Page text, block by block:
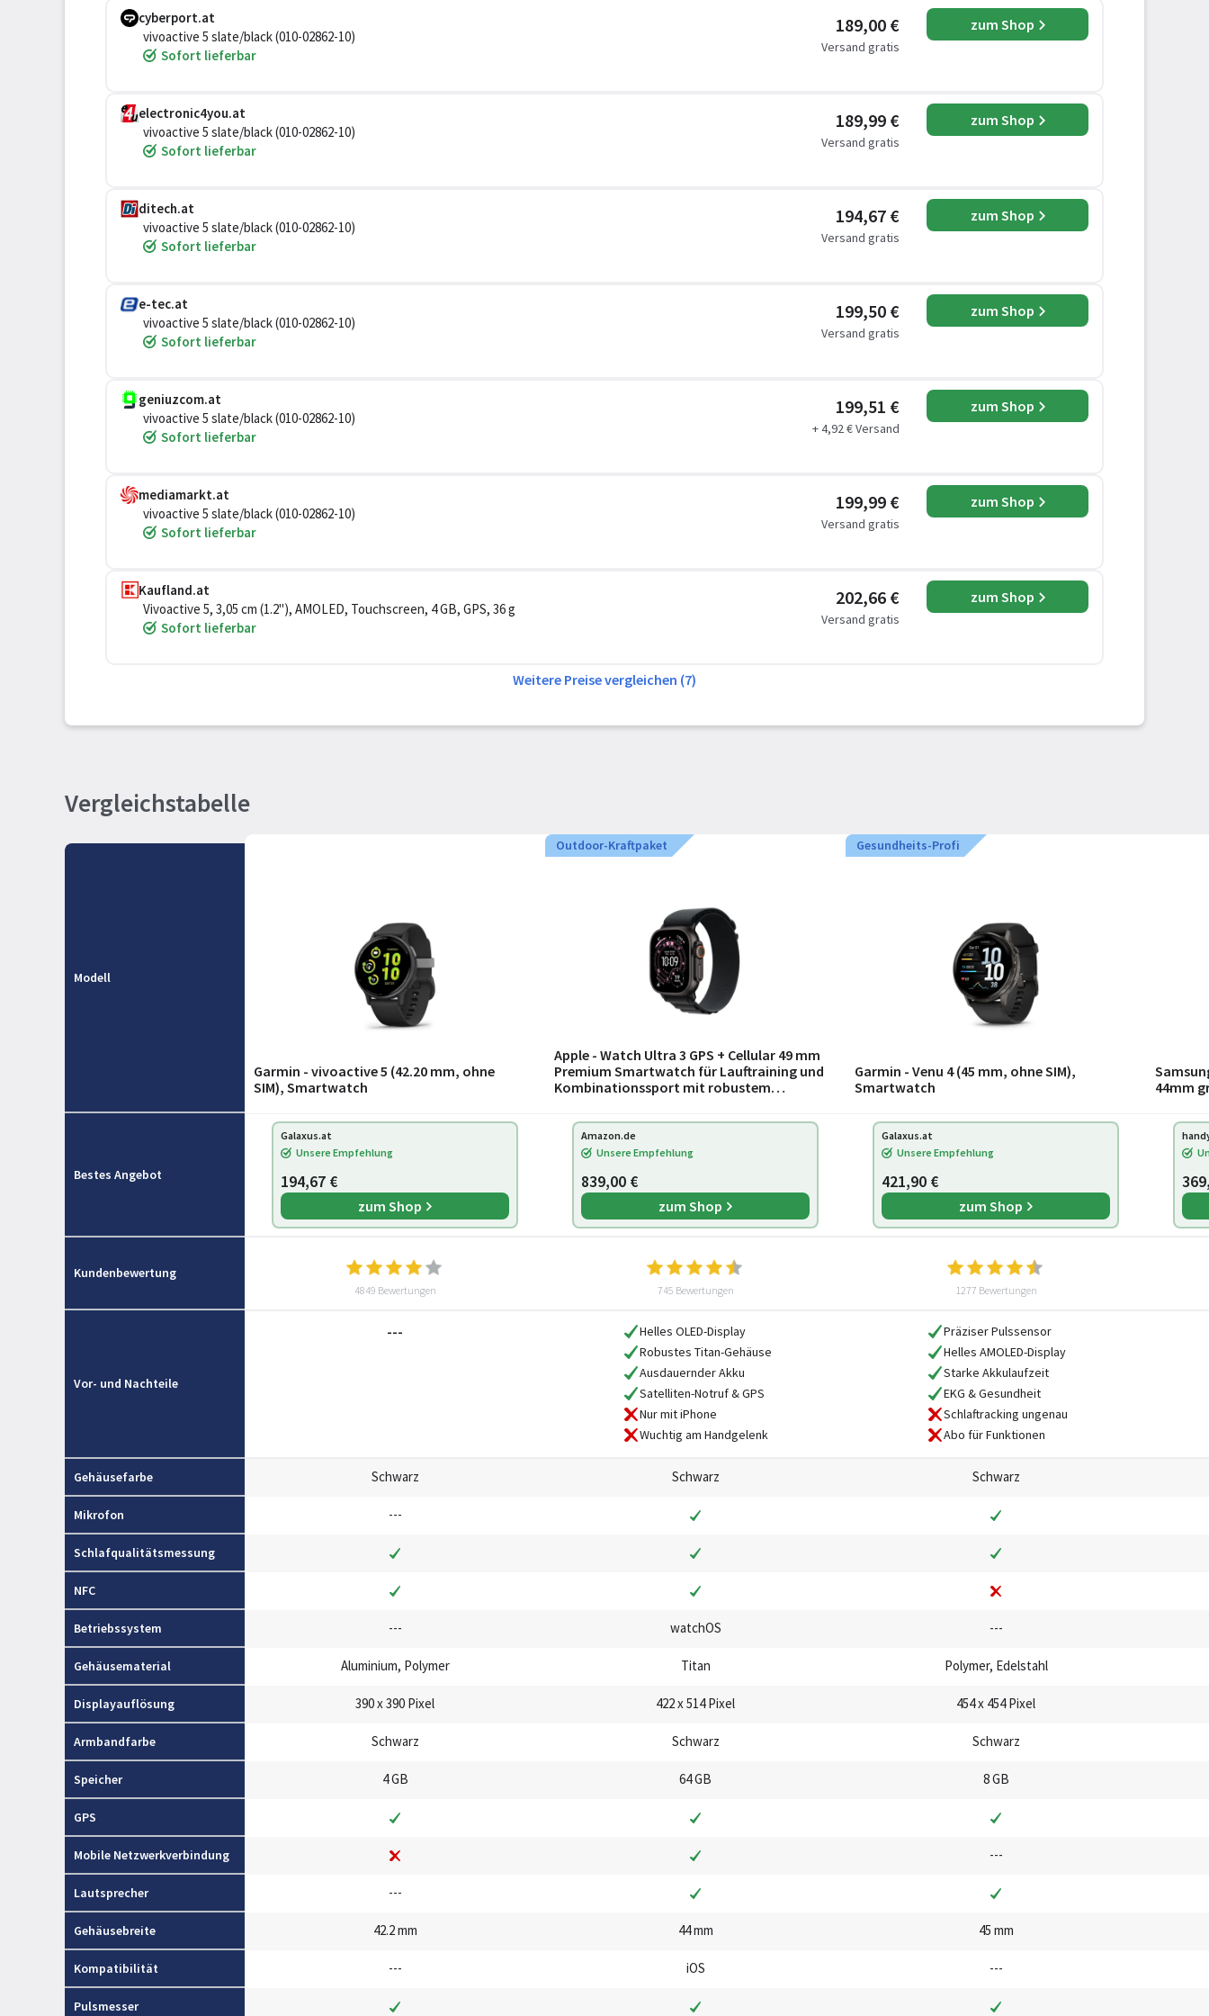
cyberport.at
vivoactive 5 slate/black (010-02862-10)
Sofort lieferbar
189,00 €
Versand gratis
zum Shop
electronic4you.at
vivoactive 5 slate/black (010-02862-10)
Sofort lieferbar
189,99 €
Versand gratis
zum Shop
ditech.at
vivoactive 5 slate/black (010-02862-10)
Sofort lieferbar
194,67 €
Versand gratis
zum Shop
e-tec.at
vivoactive 5 slate/black (010-02862-10)
Sofort lieferbar
199,50 €
Versand gratis
zum Shop
geniuzcom.at
vivoactive 5 slate/black (010-02862-10)
Sofort lieferbar
199,51 €
+ 4,92 € Versand
zum Shop
mediamarkt.at
vivoactive 5 slate/black (010-02862-10)
Sofort lieferbar
199,99 €
Versand gratis
zum Shop
Kaufland.at
Vivoactive 5, 3,05 cm (1.2"), AMOLED, Touchscreen, 4 GB, GPS, 36 g
Sofort lieferbar
202,66 €
Versand gratis
zum Shop
Weitere Preise vergleichen (7)
Vergleichstabelle
Modell
Garmin - vivoactive 5 (42.20 mm, ohne
SIM), Smartwatch
Outdoor-Kraftpaket
Apple - Watch Ultra 3 GPS + Cellular 49 mm
Premium Smartwatch für Lauftraining und
Kombinationssport mit robustem
in S
Gesundheits-Profi
Garmin - Venu 4 (45 mm, ohne SIM),
Smartwatch
44mm
Bestes Angebot
Galaxus.at
Unsere Empfehlung
194,67 €
zum Shop
Amazon.de
Unsere Empfehlung
839,00 €
zum Shop
Galaxus.at
Unsere Empfehlung
421,90 €
zum Shop
Kundenbewertung
4849 Bewertungen 745 Bewertungen 1277 Bewertungen
Vor- und Nachteile
---
Helles OLED-Display
Robustes Titan-Gehäuse
Ausdauernder Akku
Satelliten-Notruf & GPS
Nur mit iPhone
Wuchtig am Handgelenk
Präziser Pulssensor
Helles AMOLED-Display
Starke Akkulaufzeit
EKG & Gesundheit
Schlaftracking ungenau
Abo für Funktionen
Gehäusefarbe Schwarz Schwarz Schwarz
Mikrofon ---
Schlafqualitätsmessung
NFC
Betriebssystem --- watchOS ---
Gehäusematerial Aluminium, Polymer Titan Polymer, Edelstahl
Displayauflösung 390 x 390 Pixel 422 x 514 Pixel 454 x 454 Pixel
Armbandfarbe Schwarz Schwarz Schwarz
Speicher 4 GB 64 GB 8 GB
GPS
Mobile Netzwerkverbindung ---
Lautsprecher ---
Gehäusebreite 42.2 mm 44 mm 45 mm
Kompatibilität --- iOS ---
Pulsmesser